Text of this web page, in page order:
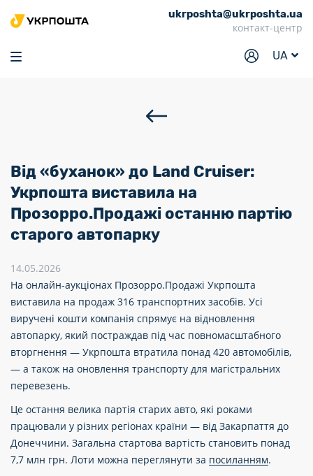
ukrposhta@ukrposhta.ua
контакт-центр
UA
Головна
Маркет
Відділення
Філателія
Кар’єра
Для бізнесу
Від «буханок» до Land Cruiser:
Укрпошта виставила на
Прозорро.Продажі останню партію
старого автопарку
14.05.2026
На онлайн-аукціонах Прозорро.Продажі Укрпошта
виставила на продаж 316 транспортних засобів. Усі
виручені кошти компанія спрямує на відновлення
автопарку, який постраждав під час повномасштабного
вторгнення — Укрпошта втратила понад 420 автомобілів,
— а також на оновлення транспорту для магістральних
перевезень.
Це остання велика партія старих авто, які роками
працювали у різних регіонах країни — від Закарпаття до
Донеччини. Загальна стартова вартість становить понад
7,7 млн грн. Лоти можна переглянути за посиланням.